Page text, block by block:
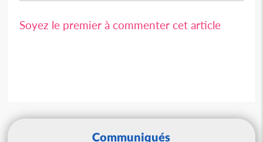
Soyez le premier à commenter cet article
Communiqués